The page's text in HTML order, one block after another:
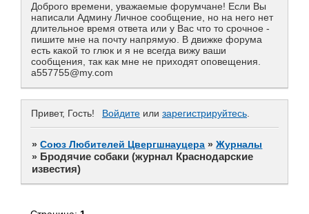
Доброго времени, уважаемые форумчане! Если Вы
написали Админу Личное сообщение, но на него нет
длительное время ответа или у Вас что то срочное -
пишите мне на почту напрямую. В движке форума
есть какой то глюк и я не всегда вижу ваши
сообщения, так как мне не приходят оповещения.
a557755@my.com
Привет, Гость! Войдите или зарегистрируйтесь.
»Союз Любителей Цвергшнауцера »Журналы
» Бродячие собаки (журнал Краснодарские
известия)